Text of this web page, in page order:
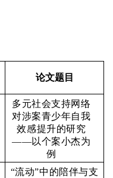
论文题目
多元社会支持网络
对涉案青少年自我
效感提升的研究
——以个案小杰为
例
“流动”中的陪伴与支